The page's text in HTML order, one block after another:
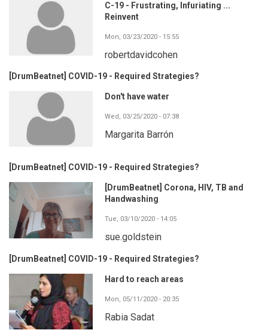
C-19 - Frustrating, Infuriating ...
Reinvent
Mon, 03/23/2020 - 15:55
robertdavidcohen
[DrumBeatnet] COVID-19 - Required Strategies?
Don't have water
Wed, 03/25/2020 - 07:38
Margarita Barrón
[DrumBeatnet] COVID-19 - Required Strategies?
[DrumBeatnet] Corona, HIV, TB and
Handwashing
Tue, 03/10/2020 - 14:05
sue.goldstein
[DrumBeatnet] COVID-19 - Required Strategies?
Hard to reach areas
Mon, 05/11/2020 - 20:35
Rabia Sadat